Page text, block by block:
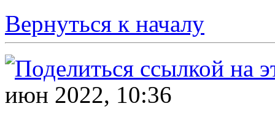
Вернуться к началу
июн 2022, 10:36